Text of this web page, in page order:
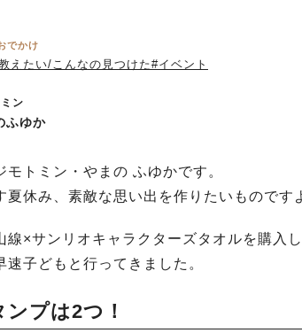
でかけ
えたい/こんなの見つけた#イベント
ン
ふゆか
モトミン・やまの ふゆかです。
夏休み、素敵な思い出を作りたいものです
線×サンリオキャラクターズタオルを購入
速子どもと行ってきました。
プは2つ！